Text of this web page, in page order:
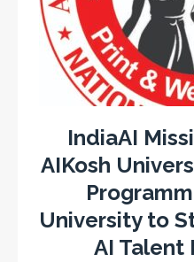
IndiaAI
AIKosh
University to
AI Talent